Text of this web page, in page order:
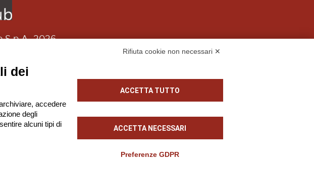
S.p.A. 2026
di Tinexta S.p.A.
Rifiuta cookie non necessari ✕
dei
accedere
degli
alcuni tipi di
ACCETTA TUTTO
ACCETTA NECESSARI
Preferenze GDPR